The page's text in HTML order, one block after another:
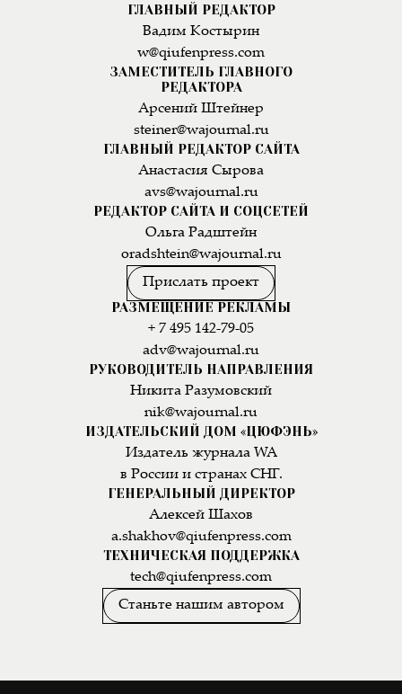
ГЛАВНЫЙ РЕДАКТОР
Вадим Костырин
w@qiufenpress.com
ЗАМЕСТИТЕЛЬ ГЛАВНОГО
РЕДАКТОРА
Арсений Штейнер
steiner@wajournal.ru
ГЛАВНЫЙ РЕДАКТОР САЙТА
Анастасия Сырова
avs@wajournal.ru
РЕДАКТОР САЙТА И СОЦСЕТЕЙ
Ольга Радштейн
oradshtein@wajournal.ru
Прислать проект
РАЗМЕЩЕНИЕ РЕКЛАМЫ
+ 7 495 142-79-05
adv@wajournal.ru
РУКОВОДИТЕЛЬ НАПРАВЛЕНИЯ
Никита Разумовский
nik@wajournal.ru
ИЗДАТЕЛЬСКИЙ ДОМ «ЦЮФЭНЬ»
Издатель журнала WA
в России и странах СНГ.
ГЕНЕРАЛЬНЫЙ ДИРЕКТОР
Алексей Шахов
a.shakhov@qiufenpress.com
ТЕХНИЧЕСКАЯ ПОДДЕРЖКА
tech@qiufenpress.com
Станьте нашим автором